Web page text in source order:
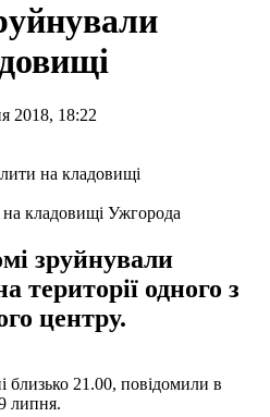
2018, 18:22
кладовищі Ужгорода
зруйнували
території одного з
центру.
близько 21.00, повідомили в
липня.